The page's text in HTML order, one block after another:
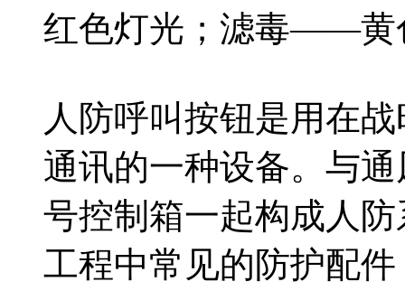
红色灯光；滤毒——黄
人防呼叫按钮是用在
通讯的一种设备。与
号控制箱一起构成人
工程中常见的防护配